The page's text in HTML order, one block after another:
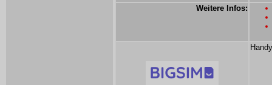
Weitere Infos: